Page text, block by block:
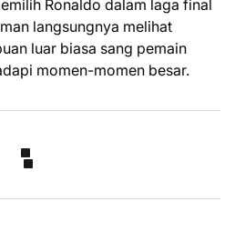
Ronaldo dalam laga final
langsungnya melihat
luar biasa sang pemain
momen-momen besar.